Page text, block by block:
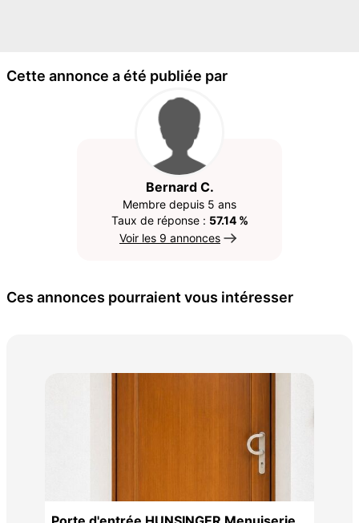
Cette annonce a été publiée par
Bernard C.
Membre depuis 5 ans
Taux de réponse : 57.14 %
Voir les 9 annonces
Ces annonces pourraient vous intéresser